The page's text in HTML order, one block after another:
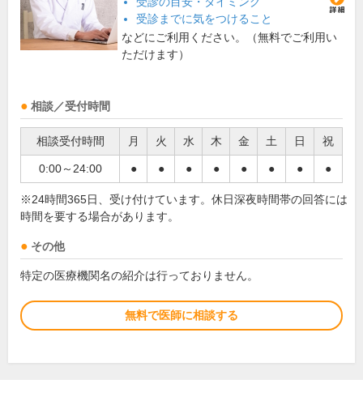
受診までに気をつけること
などにご利用ください。（無料でご利用い
ただけます）
相談／受付時間
相談受付時間 月 火 水 木 金 土 日 祝
0:00～24:00 ● ● ● ● ● ● ● ●
※24時間365日、受け付けています。休日深夜時間帯の回答には
時間を要する場合があります。
その他
特定の医療機関名の紹介は行っておりません。
無料で医師に相談する